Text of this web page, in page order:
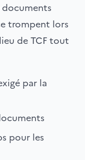
trompent lors
de TCF tout
par la
pour les